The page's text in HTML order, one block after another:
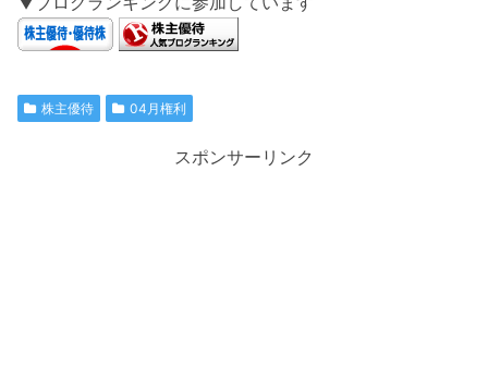
株主優待 04月権利
スポンサーリンク